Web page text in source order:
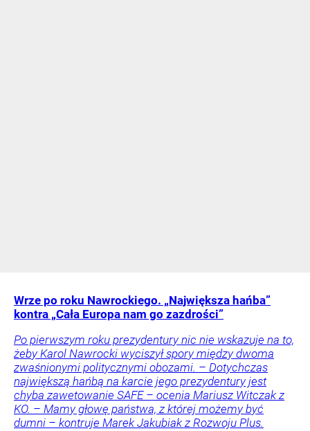
Wrze po roku Nawrockiego. „Największa hańba”
kontra „Cała Europa nam go zazdrości”
Po pierwszym roku prezydentury nic nie wskazuje na to,
żeby Karol Nawrocki wyciszył spory między dwoma
zwaśnionymi politycznymi obozami. – Dotychczas
największą hańbą na karcie jego prezydentury jest
chyba zawetowanie SAFE – ocenia Mariusz Witczak z
KO. – Mamy głowę państwa, z której możemy być
dumni – kontruje Marek Jakubiak z Rozwoju Plus.